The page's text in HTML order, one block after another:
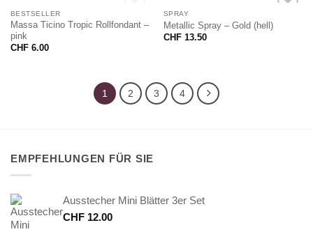
NICHT VORRÄTIG
BESTSELLER
Massa Ticino Tropic Rollfondant –
pink
CHF6.00
SPRAY
Metallic Spray – Gold (hell)
CHF13.50
1 2 3 4
EMPFEHLUNGEN FÜR SIE
Ausstecher Mini Blätter 3er Set
CHF 12.00